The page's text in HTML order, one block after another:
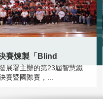
賽煉製「Blind
展署主辦的第23屆智慧鐵
賽暨國際賽，...